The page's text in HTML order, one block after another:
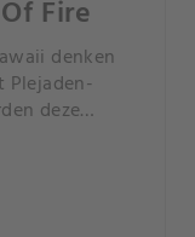
Fire
denken
Plejaden-
deze